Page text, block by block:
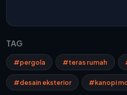
TAG
#pergola #teras rumah
#desain eksterior #kanopi